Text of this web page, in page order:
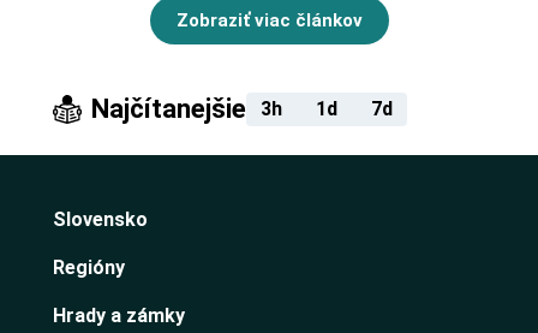
Zobraziť viac článkov
Najčítanejšie 3h 1d 7d
Slovensko
Regióny
Hrady a zámky